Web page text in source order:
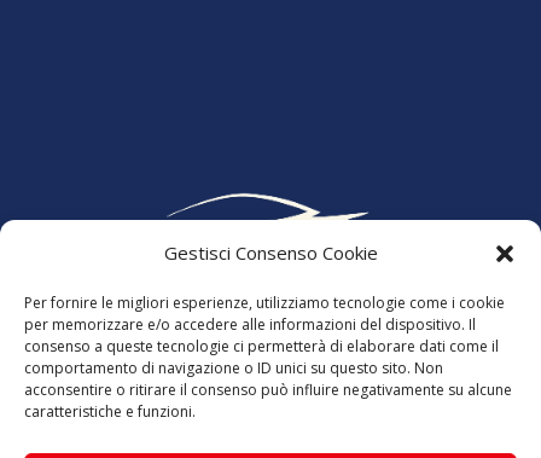
Gestisci Consenso Cookie
Per fornire le migliori esperienze, utilizziamo tecnologie come i cookie
per memorizzare e/o accedere alle informazioni del dispositivo. Il
consenso a queste tecnologie ci permetterà di elaborare dati come il
comportamento di navigazione o ID unici su questo sito. Non
acconsentire o ritirare il consenso può influire negativamente su alcune
caratteristiche e funzioni.